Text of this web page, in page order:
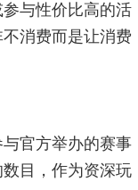
与性价比高的活
消费而是让消费
官方举办的赛事
目，作为资深玩